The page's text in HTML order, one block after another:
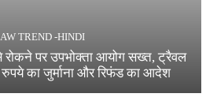
TREND -HINDI
रोकने पर उपभोक्ता आयोग सख्त, ट्रैवल
का जुर्माना और रिफंड का आदेश